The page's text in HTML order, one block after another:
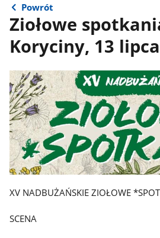
Powrót
Ziołowe
Koryciny, 13
XV NADBUŻAŃSKIE ZIOŁOWE
SCENA